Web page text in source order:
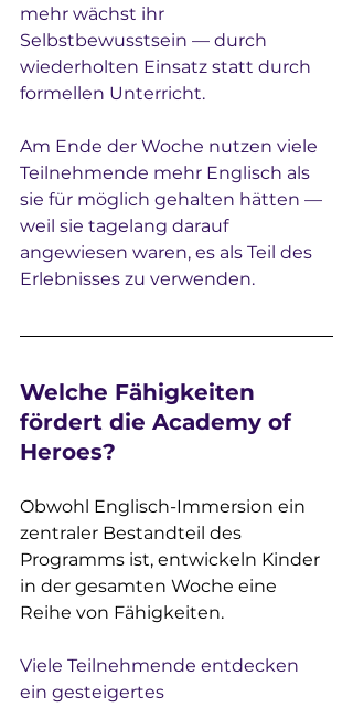
mehr wächst ihr
Selbstbewusstsein — durch
wiederholten Einsatz statt durch
formellen Unterricht.
Am Ende der Woche nutzen viele
Teilnehmende mehr Englisch als
sie für möglich gehalten hätten —
weil sie tagelang darauf
angewiesen waren, es als Teil des
Erlebnisses zu verwenden.
Welche Fähigkeiten
fördert die Academy of
Heroes?
Obwohl Englisch-Immersion ein
zentraler Bestandteil des
Programms ist, entwickeln Kinder
in der gesamten Woche eine
Reihe von Fähigkeiten.
Viele Teilnehmende entdecken
ein gesteigertes